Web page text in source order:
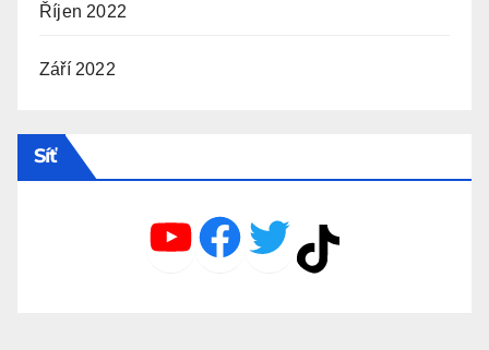
Říjen 2022
Září 2022
Síť
YouTube
Facebook
TwitterTikTok